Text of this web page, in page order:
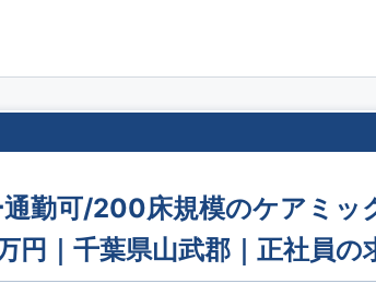
勤可/200床規模のケアミッ
円｜千葉県山武郡｜正社員の